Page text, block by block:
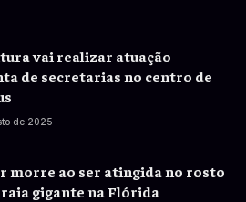
vai realizar atuação
de secretarias no centro de
de 2025
morre ao ser atingida no rosto
gigante na Flórida